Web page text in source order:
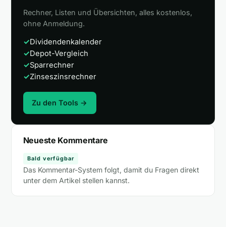
Rechner, Listen und Übersichten, alles kostenlos,
ohne Anmeldung.
✓Dividendenkalender
✓Depot-Vergleich
✓Sparrechner
✓Zinseszinsrechner
Zu den Tools →
Neueste Kommentare
Bald verfügbar
Das Kommentar-System folgt, damit du Fragen direkt
unter dem Artikel stellen kannst.